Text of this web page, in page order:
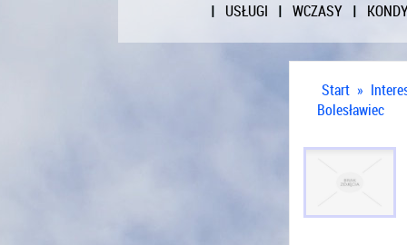
USŁUGI
WCZASY
Start »
Bolesławiec